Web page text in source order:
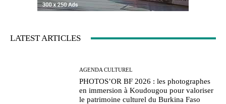
LATEST ARTICLES
AGENDA CULTUREL
PHOTOS’OR BF 2026 : les photographes
en immersion à Koudougou pour valoriser
le patrimoine culturel du Burkina Faso